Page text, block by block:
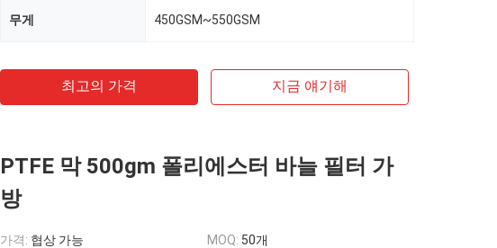
무게 450GSM~550GSM
최고의 가격 지금 얘기해
PTFE 막 500gm 폴리에스터 바늘 필터 가
방
가격: 협상 가능 MOQ: 50개